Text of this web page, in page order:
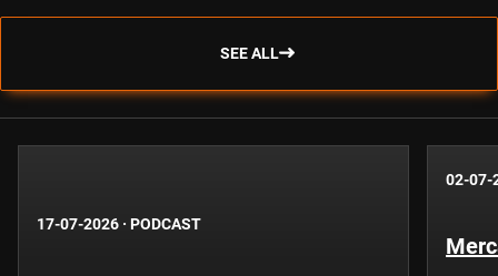
SEE ALL
17-07-2026 · PODCAST
02-07-